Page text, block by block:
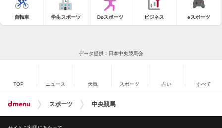
自転車 学生スポーツ Doスポーツ ビジネス eスポーツ
データ提供：日本中央競馬会
TOP ニュース 天気 スポーツ 占い すべて
スポーツ 中央競馬